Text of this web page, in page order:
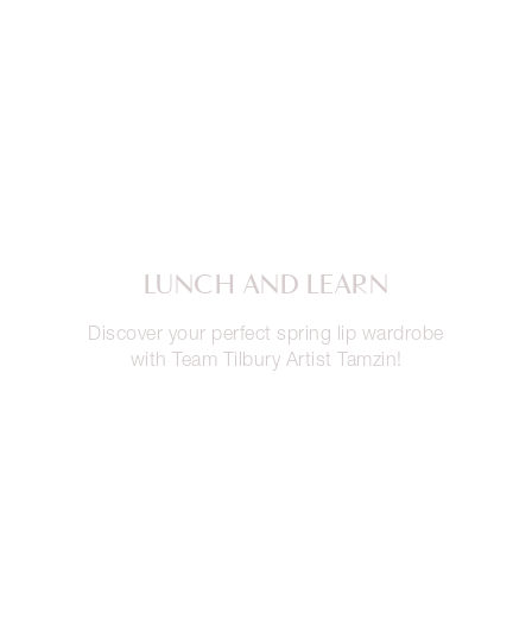
LUNCH AND LEARN
Discover your perfect spring lip wardrobe
with Team Tilbury Artist Tamzin!